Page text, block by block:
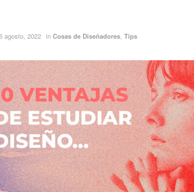
agosto, 2022 in Cosas de Diseñadores, Tips